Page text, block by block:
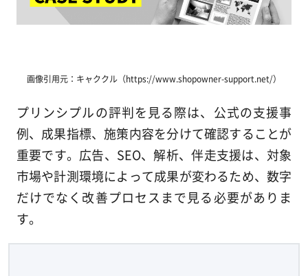
画像引用元：キャククル（https://www.shopowner-support.net/）
プリンシプルの評判を見る際は、公式の支援事
例、成果指標、施策内容を分けて確認することが
重要です。広告、SEO、解析、伴走支援は、対象
市場や計測環境によって成果が変わるため、数字
だけでなく改善プロセスまで見る必要がありま
す。